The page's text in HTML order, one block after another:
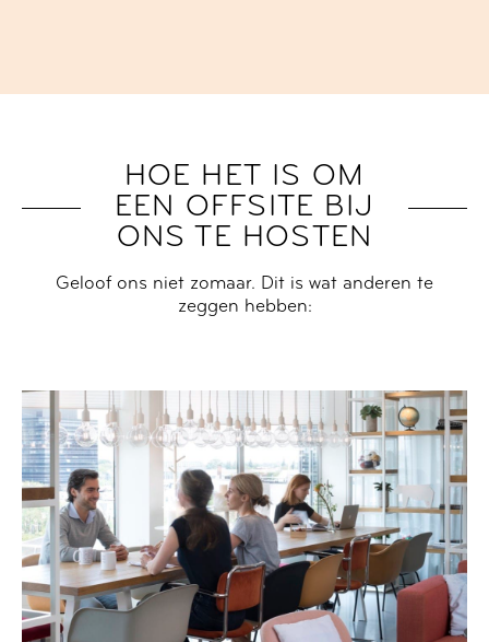
HOE HET IS OM
EEN OFFSITE BIJ
ONS TE HOSTEN
Geloof ons niet zomaar. Dit is wat anderen te
zeggen hebben: